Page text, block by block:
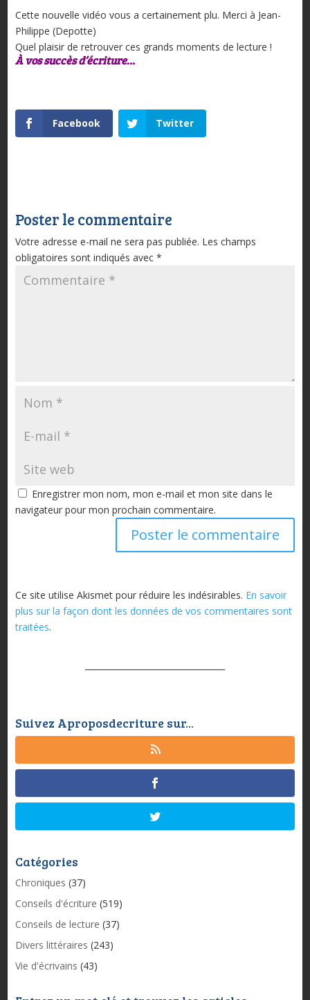
Cette nouvelle vidéo vous a certainement plu. Merci à Jean-
Philippe (Depotte)
Quel plaisir de retrouver ces grands moments de lecture !
À vos succès d’écriture…
Facebook Twitter
Poster le commentaire
Votre adresse e-mail ne sera pas publiée. Les champs
obligatoires sont indiqués avec *
Enregistrer mon nom, mon e-mail et mon site dans le
navigateur pour mon prochain commentaire.
Ce site utilise Akismet pour réduire les indésirables. En savoir
plus sur la façon dont les données de vos commentaires sont
traitées.
Suivez Aproposdecriture sur...
Catégories
Chroniques (37)
Conseils d'écriture (519)
Conseils de lecture (37)
Divers littéraires (243)
Vie d'écrivains (43)